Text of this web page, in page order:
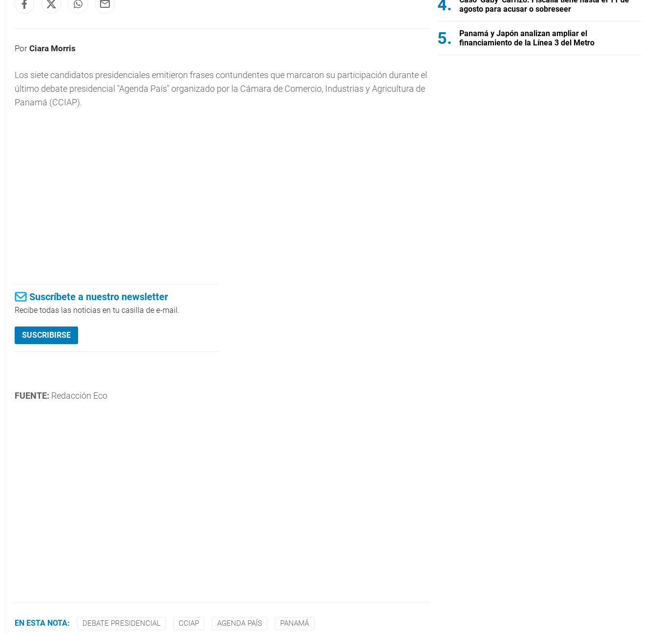
Por Ciara Morris
Los siete candidatos presidenciales emitieron frases contundentes que marcaron su participación durante el
último debate presidencial "Agenda País" organizado por la Cámara de Comercio, Industrias y Agricultura de
Panamá (CCIAP).
Suscríbete a nuestro newsletter
Recibe todas las noticias en tu casilla de e-mail.
SUSCRIBIRSE
FUENTE: Redacción Eco
EN ESTA NOTA: DEBATE PRESIDENCIAL CCIAP AGENDA PAÍS PANAMÁ
agosto para acusar o sobreseer
Panamá y Japón analizan ampliar el
financiamiento de la Línea 3 del Metro